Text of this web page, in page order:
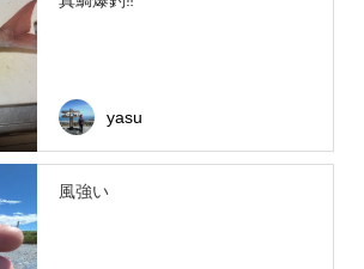
yasu
風強い